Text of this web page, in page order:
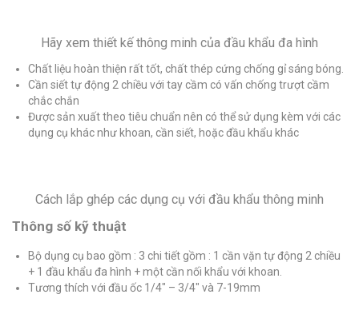
Hãy xem thiết kế thông minh của đầu khẩu đa hình
Chất liệu hoàn thiện rất tốt, chất thép cứng chống gỉ sáng bóng.
Cần siết tự động 2 chiều với tay cầm có vấn chống trượt cầm
chắc chắn
Được sản xuất theo tiêu chuẩn nên có thể sử dụng kèm với các
dụng cụ khác như khoan, cần siết, hoặc đầu khẩu khác
Cách lắp ghép các dụng cụ với đầu khẩu thông minh
Thông số kỹ thuật
Bộ dụng cụ bao gồm : 3 chi tiết gồm : 1 cần vặn tự động 2 chiều
+ 1 đầu khẩu đa hình + một cần nối khẩu với khoan.
Tương thích với đầu ốc 1/4″ – 3/4″ và 7-19mm